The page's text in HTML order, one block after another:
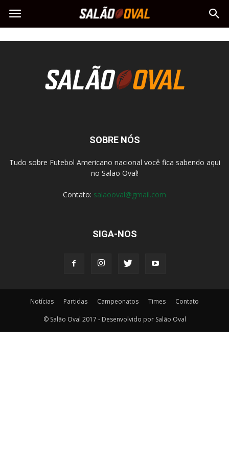
SOBRE NÓS
Tudo sobre Futebol Americano nacional você fica sabendo aqui
no Salão Oval!
Contato: salaooval@gmail.com
SIGA-NOS
Notícias Partidas Campeonatos Times Contato
© Salão Oval 2017 - Desenvolvido por Salão Oval